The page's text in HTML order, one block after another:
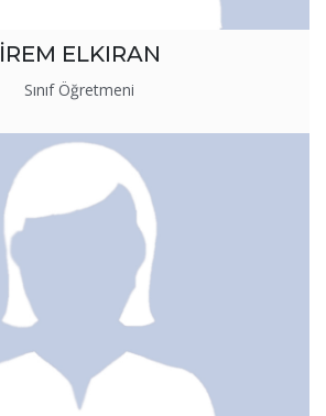
İREM ELKIRAN
Sınıf Öğretmeni